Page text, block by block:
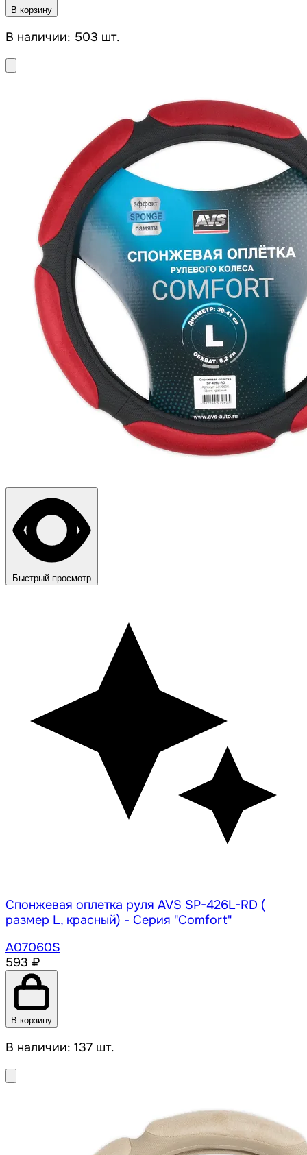
В корзину
В наличии: 503 шт.
Быстрый просмотр
Спонжевая оплетка руля AVS SP-426L-RD (
размер L, красный) - Серия "Comfort"
A07060S
593 ₽
В корзину
В наличии: 137 шт.